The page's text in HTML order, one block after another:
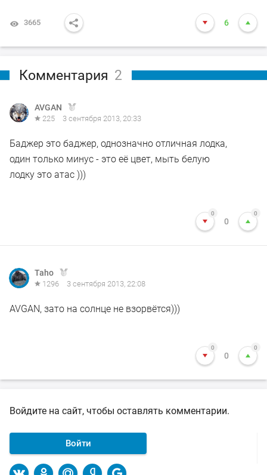
3665 6
Комментария 2
AVGAN
225 3 сентября 2013, 20:33
Баджер это баджер, однозначно отличная лодка,
один только минус - это её цвет, мыть белую
лодку это атас )))
0
0
0
Taho
1296 3 сентября 2013, 22:08
AVGAN, зато на солнце не взорвётся)))
0
0
0
Войдите на сайт, чтобы оставлять комментарии.
Войти